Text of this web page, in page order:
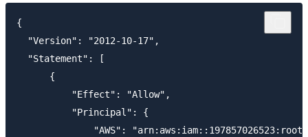
{
  "Version": "2012-10-17",
  "Statement": [
      {
          "Effect": "Allow",
          "Principal": {
              "AWS": "arn:aws:iam::197857026523:root"